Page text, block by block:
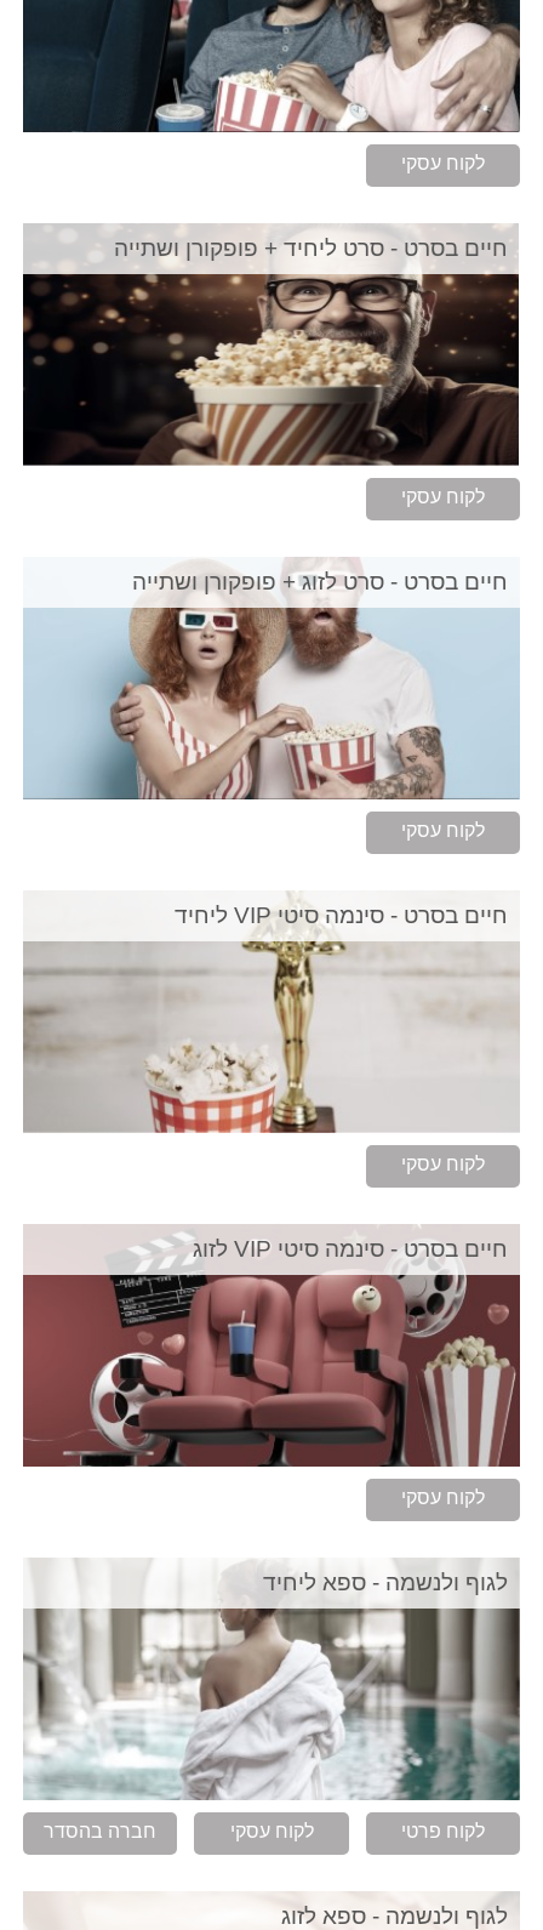
לקוח עסקי
חיים בסרט - סרט ליחיד + פופקורן ושתייה
לקוח עסקי
חיים בסרט - סרט לזוג + פופקורן ושתייה
לקוח עסקי
חיים בסרט - סינמה סיטי VIP ליחיד
לקוח עסקי
חיים בסרט - סינמה סיטי VIP לזוג
לקוח עסקי
לגוף ולנשמה - ספא ליחיד
לקוח פרטי לקוח עסקי חברה בהסדר
לגוף ולנשמה - ספא לזוג